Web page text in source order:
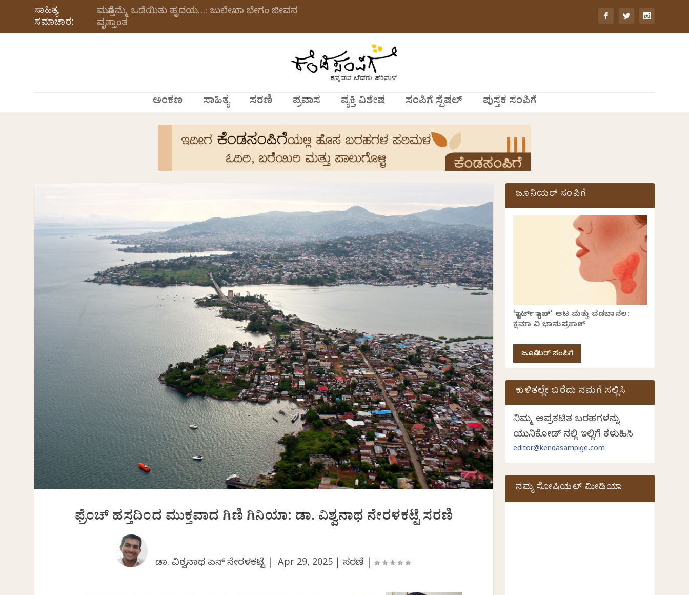
ಸಾಹಿತ್ಯ
ಸಮಾಚಾರ:
ಮತ್ತೊಮ್ಮೆ ಒಡೆಯಿತು ಹೃದಯ…: ಜುಲೇಖಾ ಬೇಗಂ ಜೀವನ
ವೃತ್ತಾಂತ
ಅಂಕಣ ಸಾಹಿತ್ಯ ಸರಣಿ ಪ್ರವಾಸ ವ್ಯಕ್ತಿ ವಿಶೇಷ ಸಂಪಿಗೆ ಸ್ಪೆಷಲ್ ಪುಸ್ತಕ ಸಂಪಿಗೆ
ಫ್ರೆಂಚ್ ಹಸ್ತದಿಂದ ಮುಕ್ತವಾದ ಗಿಣಿ ಗಿನಿಯಾ: ಡಾ. ವಿಶ್ವನಾಥ ನೇರಳಕಟ್ಟೆ ಸರಣಿ
ಡಾ. ವಿಶ್ವನಾಥ ಎನ್ ನೇರಳಕಟ್ಟೆ |Apr 29, 2025 ಸರಣಿ |
ಜೂನಿಯರ್ ಸಂಪಿಗೆ
‘ಸ್ಟಾರ್ಟ್ ಸ್ಟಾಪ್’ ಆಟ ಮತ್ತು ವಡಬಾನಲ:
ಕ್ಷಮಾ ವಿ ಭಾನುಪ್ರಕಾಶ್
ಜೂನಿಯರ್ ಸಂಪಿಗೆ
ಕುಳಿತಲ್ಲೇ ಬರೆದು ನಮಗೆ ಸಲ್ಲಿಸಿ
ನಿಮ್ಮ ಅಪ್ರಕಟಿತ ಬರಹಗಳನ್ನು
ಯುನಿಕೋಡ್ ನಲ್ಲಿ ಇಲ್ಲಿಗೆ ಕಳುಹಿಸಿ
editor@kendasampige.com
ನಮ್ಮ ಸೋಷಿಯಲ್‌ ಮೀಡಿಯಾ